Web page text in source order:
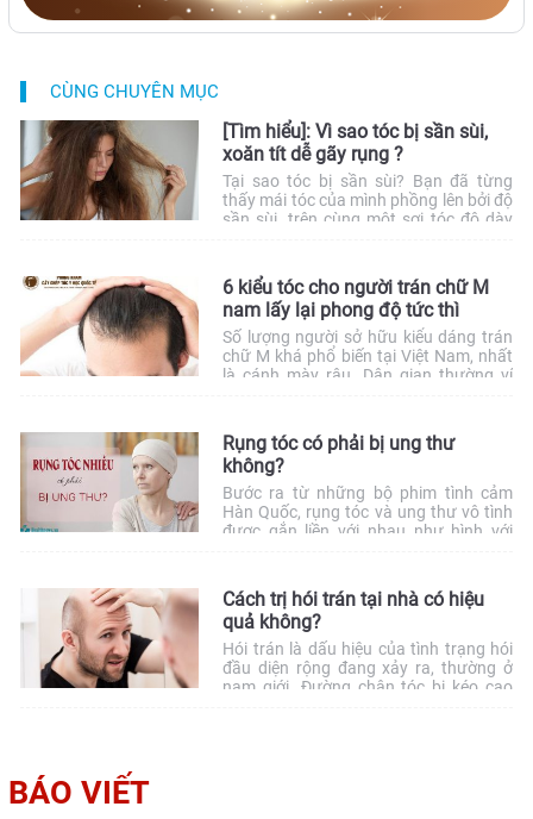
CÙNG CHUYÊN MỤC
[Tìm hiểu]: Vì sao tóc bị sần sùi,
xoăn tít dễ gãy rụng ?
Tại sao tóc bị sần sùi? Bạn đã từng
thấy mái tóc của mình phồng lên bởi độ
sần sùi, trên cùng một sợi tóc độ dày
cảm giác sần, thậm chí còn xoăn tít và
rất dễ […]
6 kiểu tóc cho người trán chữ M
nam lấy lại phong độ tức thì
Số lượng người sở hữu kiểu dáng trán
chữ M khá phổ biến tại Việt Nam, nhất
là cánh mày râu. Dân gian thường ví
Tuy nhiên, đây cũng chính là khuyết
điểm khiến nhiều nam giới tự ti […]
Rụng tóc có phải bị ung thư
không?
Bước ra từ những bộ phim tình cảm
Hàn Quốc, rụng tóc và ung thư vô tình
được gắn liền với nhau như hình với
điều này nhé!
Cách trị hói trán tại nhà có hiệu
quả không?
Hói trán là dấu hiệu của tình trạng hói
đầu diện rộng đang xảy ra, thường ở
nam giới. Đường chân tóc bị kéo cao
BÁO VIẾT